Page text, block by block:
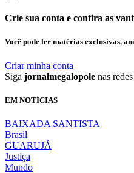
Crie sua conta e confira as
Você pode ler matérias exclusivas,
Criar minha conta
Siga jornalmegalopole nas
EM NOTÍCIAS
BAIXADA SANTISTA
Brasil
GUARUJÁ
Justiça
Mundo